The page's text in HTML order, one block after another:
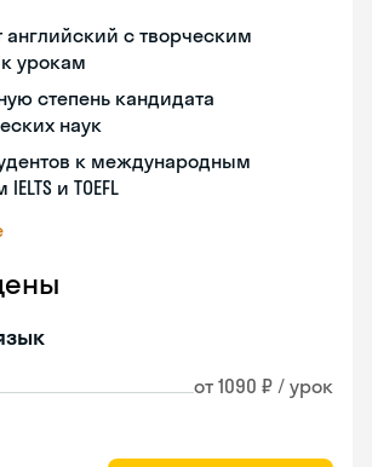
английский с творческим
урокам
степень кандидата
наук
к международным
и TOEFL
от 1090 ₽ / урок